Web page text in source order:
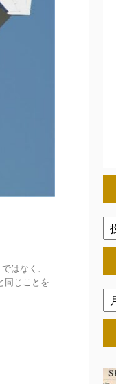
はなく、
同じことを